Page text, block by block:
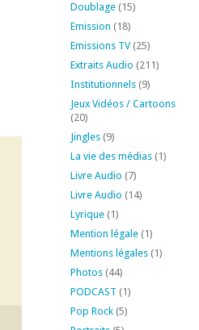
Doublage(15)
Emission (18)
Emissions TV(25)
Extraits Audio (211)
Institutionnels(9)
Jeux Vidéos / Cartoons
(20)
Jingles(9)
La vie des médias(1)
Livre Audio (7)
Livre Audio (14)
Lyrique(1)
Mention légale(1)
Mentions légales(1)
Photos(44)
PODCAST (1)
Pop Rock(5)